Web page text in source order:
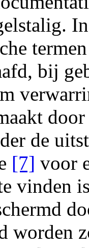
bij
de
[7] voor
vinden
worden